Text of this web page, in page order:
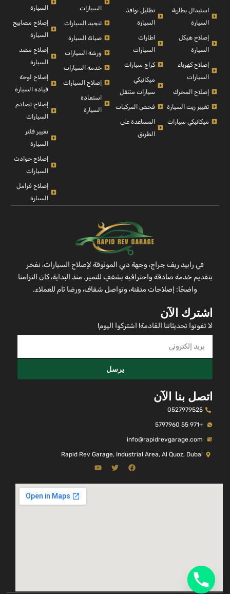
استبدال بطارية
السيارة
إصلاح هيكل
السيارة
إصلاح كهرباء
السيارات
إصلاح المحرك
تغيير زيت السيارة
ميكانيكي سيارات
تظليل نوافذ
السيارة
اطارات
السيارات
كراج سيارات
ميكانيكي
سيارات متنقل
فحص المركبات
المساعدة على
الطريق
السيارات
تنجيد السيارات
صيانة السيارة
ورشة السيارات
خدمة السيارات
إصلاح السيارات
استعادة
السيارة
السيارة
إصلاح مصابيح
السيارة
إصلاح مصد
السيارة
إصلاح لوحة
قيادة السيارة
إصلاح تصادم
السيارات
تغيير فلتر
السيارة
إصلاح حوادث
السيارات
إصلاح فرامل
السيارة
في رابيد ريف جراج، وجهة دبي الموثوقة لإصلاح السيارات، نفخر
بتقديم خدمة صادقة واحترافية بشغفٍ للتميز. منذ البداية، كان التزامنا
واضحًا: إصلاحات متقنة، وتواصل شفاف، ورضا تام للعملاء.
اشترك الآن
لا تفوتوا تحديثاتنا القادمة! اشتركوا اليوم!
يرسل
اتصل بنا الآن
0527979525
+971 55 5797960
info@rapidrevgarage.com
Rapid Rev Garage, Industrial Area, Al Quoz, Dubai